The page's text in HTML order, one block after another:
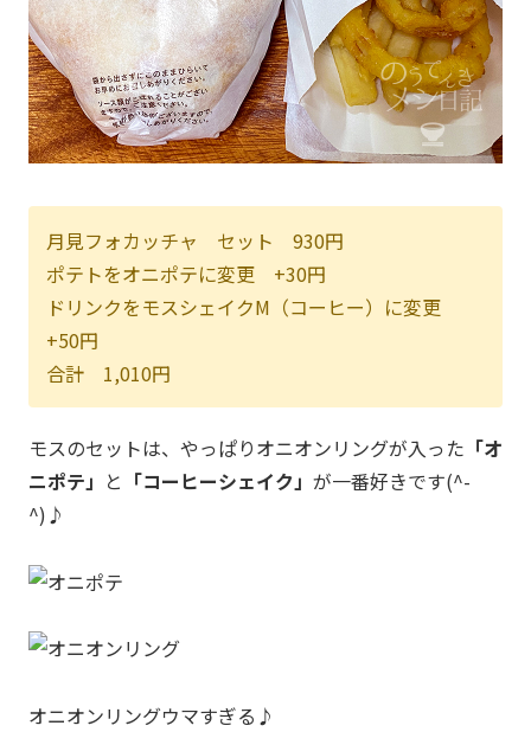
月見フォカッチャ セット 930円
ポテトをオニポテに変更 +30円
ドリンクをモスシェイクM（コーヒー）に変更
+50円
合計 1,010円
モスのセットは、やっぱりオニオンリングが入った 「オ
ニポテ」 と 「コーヒーシェイク」 が一番好きです(^-
^)♪
オニオンリングウマすぎる♪